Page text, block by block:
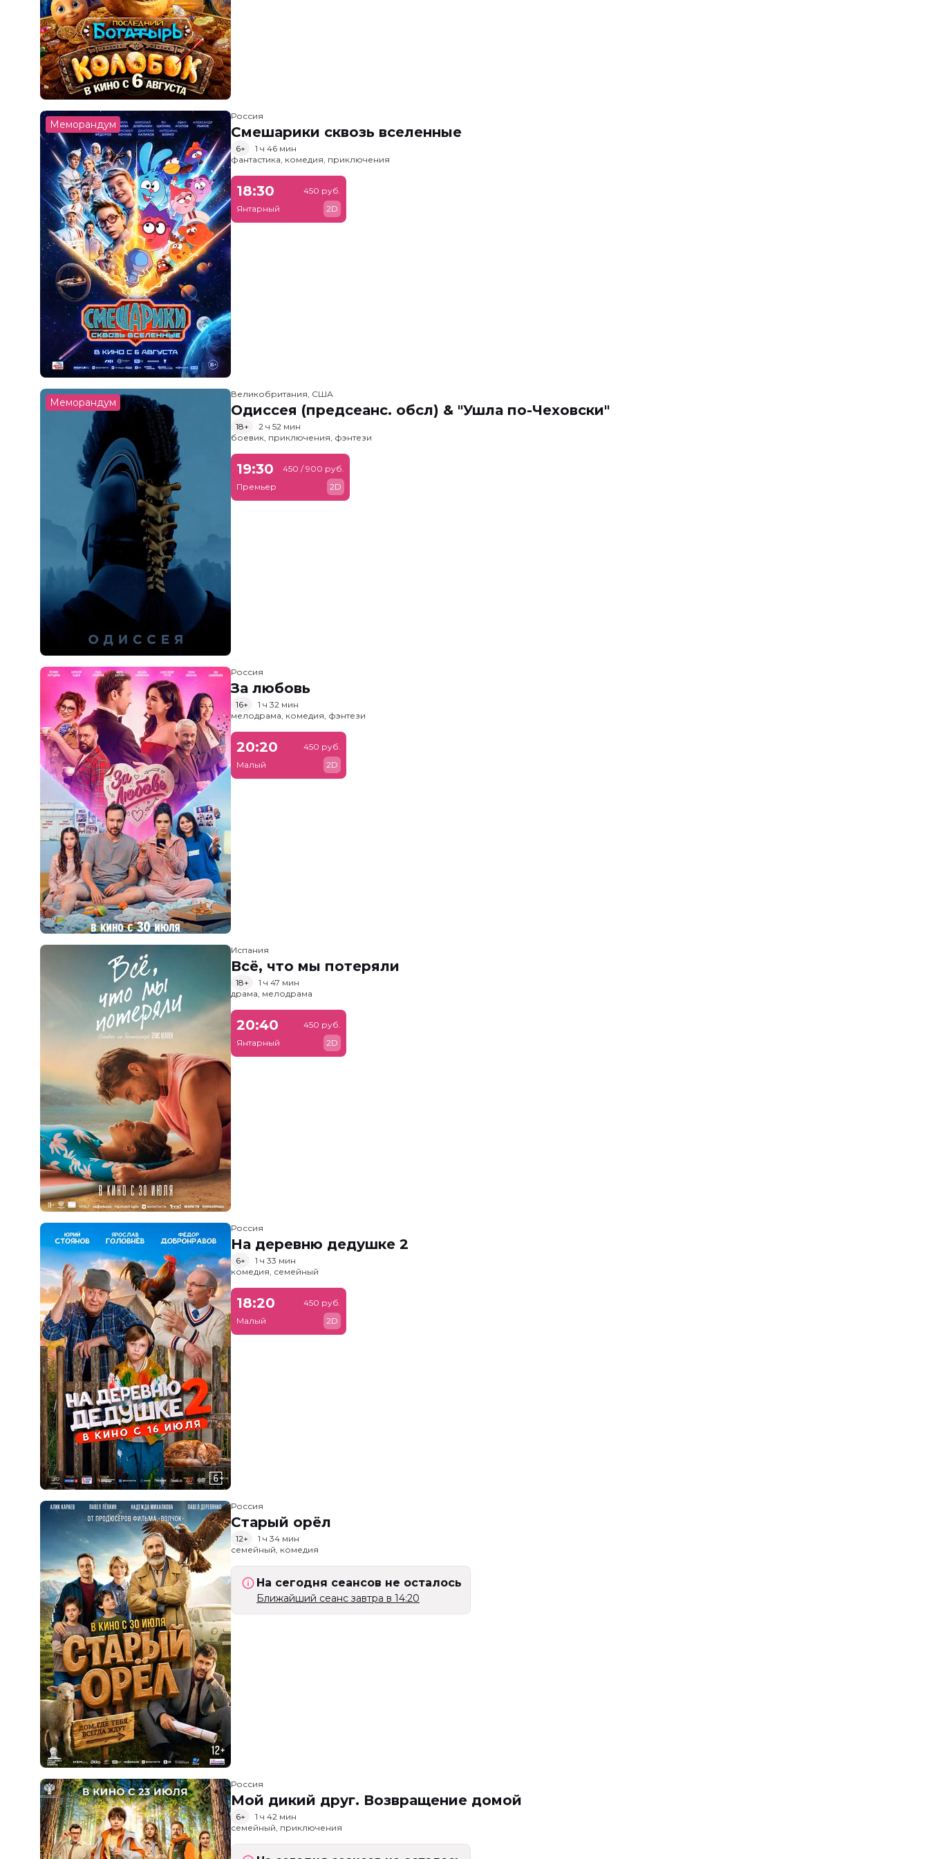
Меморандум
Россия
Смешарики сквозь вселенные
6+
1 ч 46 мин
фантастика, комедия, приключения
18:30
Янтарный
450 руб.
2D
Меморандум
Великобритания, США
Одиссея (предсеанс. обсл) & "Ушла по-Чеховски"
18+
2 ч 52 мин
боевик, приключения, фэнтези
19:30
Премьер
450 / 900 руб.
2D
Россия
За любовь
16+
1 ч 32 мин
мелодрама, комедия, фэнтези
20:20
Малый
450 руб.
2D
Испания
Всё, что мы потеряли
18+
1 ч 47 мин
драма, мелодрама
20:40
Янтарный
450 руб.
2D
Россия
На деревню дедушке 2
6+
1 ч 33 мин
комедия, семейный
18:20
Малый
450 руб.
2D
Россия
Старый орёл
12+
1 ч 34 мин
семейный, комедия
На сегодня сеансов не осталось
Ближайший сеанс завтра в 14:20
Россия
Мой дикий друг. Возвращение домой
6+
1 ч 42 мин
семейный, приключения